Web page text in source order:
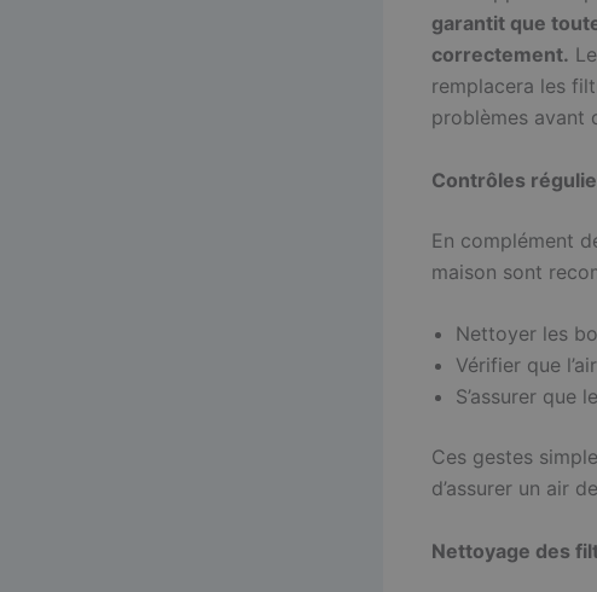
garantit que
correctement.
remplacera les
problèmes avant
Contrôles
En complément
maison sont
Nettoyer les
Vérifier que
S’assurer que
Ces gestes
d’assurer un air
Nettoyage des